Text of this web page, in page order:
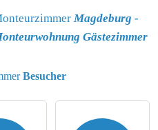
Magdeburg -
Gästezimmer
Besucher